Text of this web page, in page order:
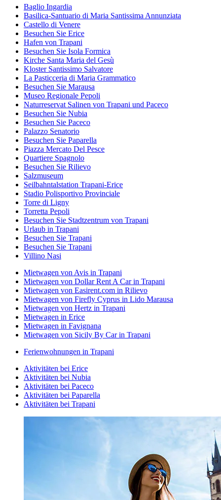
Baglio Ingardia
Basilica-Santuario di Maria Santissima Annunziata
Castello di Venere
Besuchen Sie Erice
Hafen von Trapani
Besuchen Sie Isola Formica
Kirche Santa Maria del Gesù
Kloster Santissimo Salvatore
La Pasticceria di Maria Grammatico
Besuchen Sie Marausa
Museo Regionale Pepoli
Naturreservat Salinen von Trapani und Paceco
Besuchen Sie Nubia
Besuchen Sie Paceco
Palazzo Senatorio
Besuchen Sie Paparella
Piazza Mercato Del Pesce
Quartiere Spagnolo
Besuchen Sie Rilievo
Salzmuseum
Seilbahntalstation Trapani-Erice
Stadio Polisportivo Provinciale
Torre di Ligny
Torretta Pepoli
Besuchen Sie Stadtzentrum von Trapani
Urlaub in Trapani
Besuchen Sie Trapani
Besuchen Sie Trapani
Villino Nasi
Mietwagen von Avis in Trapani
Mietwagen von Dollar Rent A Car in Trapani
Mietwagen von Easirent.com in Rilievo
Mietwagen von Firefly Cyprus in Lido Marausa
Mietwagen von Hertz in Trapani
Mietwagen in Erice
Mietwagen in Favignana
Mietwagen von Sicily By Car in Trapani
Ferienwohnungen in Trapani
Aktivitäten bei Erice
Aktivitäten bei Nubia
Aktivitäten bei Paceco
Aktivitäten bei Paparella
Aktivitäten bei Trapani